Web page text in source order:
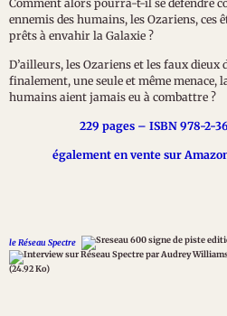
Comment alors pourra-t-il se défendre
ennemis des humains, les Ozariens,
prêts à envahir la Galaxie ?
D’ailleurs, les Ozariens et les faux dieux
finalement, une seule et même menace,
humains aient jamais eu à combattre ?
229 pages – ISBN 978-2-
également en vente sur
le Réseau Spectre
(24.92 Ko)